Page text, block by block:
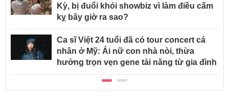
Kỳ, bị đuổi khỏi showbiz vì làm điều cấm
kỵ bây giờ ra sao?
Ca sĩ Việt 24 tuổi đã có tour concert cá
nhân ở Mỹ: Ái nữ con nhà nòi, thừa
hưởng trọn vẹn gene tài năng từ gia đình